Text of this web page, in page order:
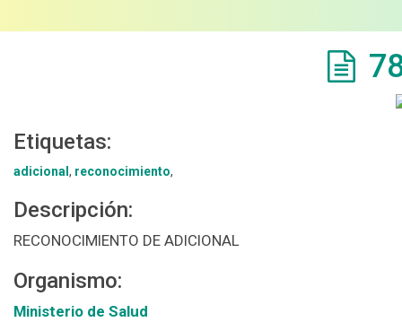
Etiquetas:
adicional , reconocimiento,
Descripción:
RECONOCIMIENTO DE ADICIONAL
Organismo:
Ministerio de Salud